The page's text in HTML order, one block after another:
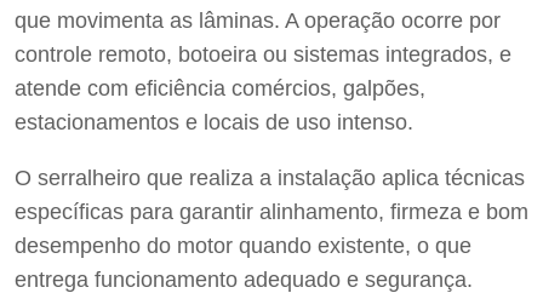
que movimenta as lâminas. A operação ocorre por
controle remoto, botoeira ou sistemas integrados, e
atende com eficiência comércios, galpões,
estacionamentos e locais de uso intenso.
O serralheiro que realiza a instalação aplica técnicas
específicas para garantir alinhamento, firmeza e bom
desempenho do motor quando existente, o que
entrega funcionamento adequado e segurança.